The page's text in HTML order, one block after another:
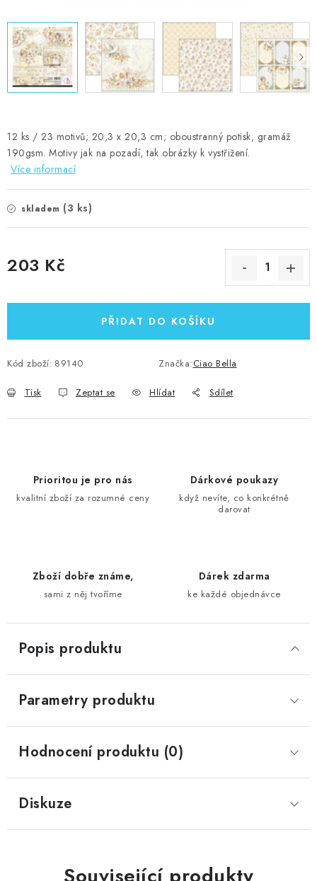
Jak nakupovat
12 ks / 23 motivů; 20,3 x 20,3 cm; oboustranný potisk, gramáž
190gsm. Motivy jak na pozadí, tak obrázky k vystřižení.
Více informací
skladem (3 ks)
203 Kč
PŘIDAT DO KOŠÍKU
Kód zboží: 89140 Značka:Ciao Bella
Tisk Zeptat se Hlídat Sdílet
Prioritou je pro nás
kvalitní zboží za rozumné ceny
Dárkové poukazy
když nevíte, co konkrétně
darovat
Zboží dobře známe,
sami z něj tvoříme
Dárek zdarma
ke každé objednávce
Popis produktu
Parametry produktu
Hodnocení produktu (0)
Diskuze